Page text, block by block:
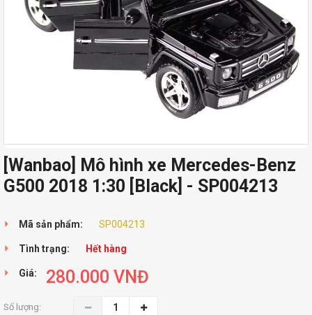
[Wanbao] Mô hình xe Mercedes-Benz
G500 2018 1:30 [Black] - SP004213
Mã sản phẩm: SP004213
Tình trạng: Hết hàng
Giá: 280.000 VNĐ
Số lượng: